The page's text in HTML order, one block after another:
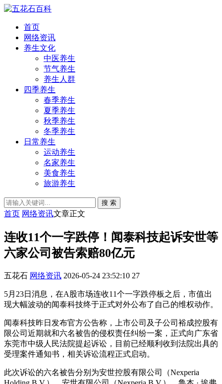
首页
网络资讯
养生文化
中医养生
节气养生
养生人群
四季养生
春季养生
夏季养生
秋季养生
冬季养生
日常养生
运动养生
名家养生
美食养生
旅游养生
搜 索
首页 网络资讯文章正文
连收11个一字跌停！闻泰科技起诉安世等
六家公司被告索赔80亿元
五花石 网络资讯 2026-05-24 23:52:10 27
5月23日消息，在A股市场连收11个一字跌停板之后，市值出
现大幅波动的闻泰科技终于正式对外公布了自己的维权动作。
闻泰科技昨日发布官方公告称，上市公司及子公司裕成控股有
限公司近期就和六名被告的侵权责任纠纷一案，正式向广东省
东莞市中级人民法院提起诉讼，目前已经顺利收到法院出具的
受理案件通知书，相关诉讼流程正式启动。
此次诉讼的六名被告分别为安世控股有限公司（Nexperia